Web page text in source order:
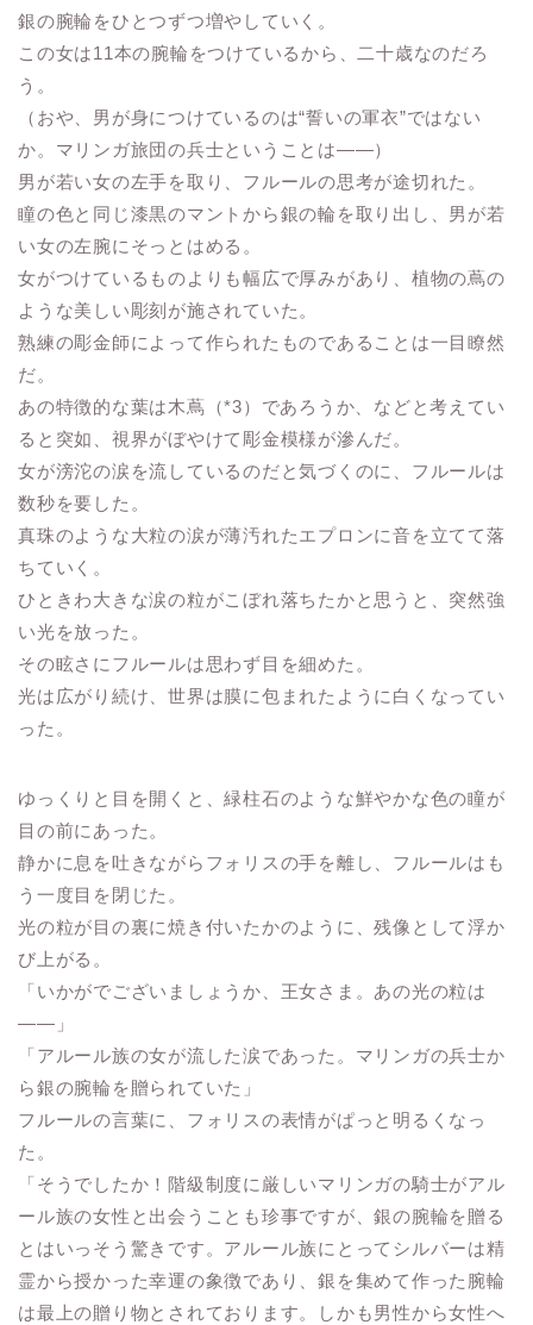
銀の腕輪をひとつずつ増やしていく。
この女は11本の腕輪をつけているから、二十歳なのだろ
う。
（おや、男が身につけているのは“誓いの軍衣”ではない
か。マリンガ旅団の兵士ということは――）
男が若い女の左手を取り、フルールの思考が途切れた。
瞳の色と同じ漆黒のマントから銀の輪を取り出し、男が若
い女の左腕にそっとはめる。
女がつけているものよりも幅広で厚みがあり、植物の蔦の
ような美しい彫刻が施されていた。
熟練の彫金師によって作られたものであることは一目瞭然
だ。
あの特徴的な葉は木蔦（*3）であろうか、などと考えてい
ると突如、視界がぼやけて彫金模様が滲んだ。
女が滂沱の涙を流しているのだと気づくのに、フルールは
数秒を要した。
真珠のような大粒の涙が薄汚れたエプロンに音を立てて落
ちていく。
ひときわ大きな涙の粒がこぼれ落ちたかと思うと、突然強
い光を放った。
その眩さにフルールは思わず目を細めた。
光は広がり続け、世界は膜に包まれたように白くなってい
った。
ゆっくりと目を開くと、緑柱石のような鮮やかな色の瞳が
目の前にあった。
静かに息を吐きながらフォリスの手を離し、フルールはも
う一度目を閉じた。
光の粒が目の裏に焼き付いたかのように、残像として浮か
び上がる。
「いかがでございましょうか、王女さま。あの光の粒は
――」
「アルール族の女が流した涙であった。マリンガの兵士か
ら銀の腕輪を贈られていた」
フルールの言葉に、フォリスの表情がぱっと明るくなっ
た。
「そうでしたか！階級制度に厳しいマリンガの騎士がアル
ール族の女性と出会うことも珍事ですが、銀の腕輪を贈る
とはいっそう驚きです。アルール族にとってシルバーは精
霊から授かった幸運の象徴であり、銀を集めて作った腕輪
は最上の贈り物とされております。しかも男性から女性へ